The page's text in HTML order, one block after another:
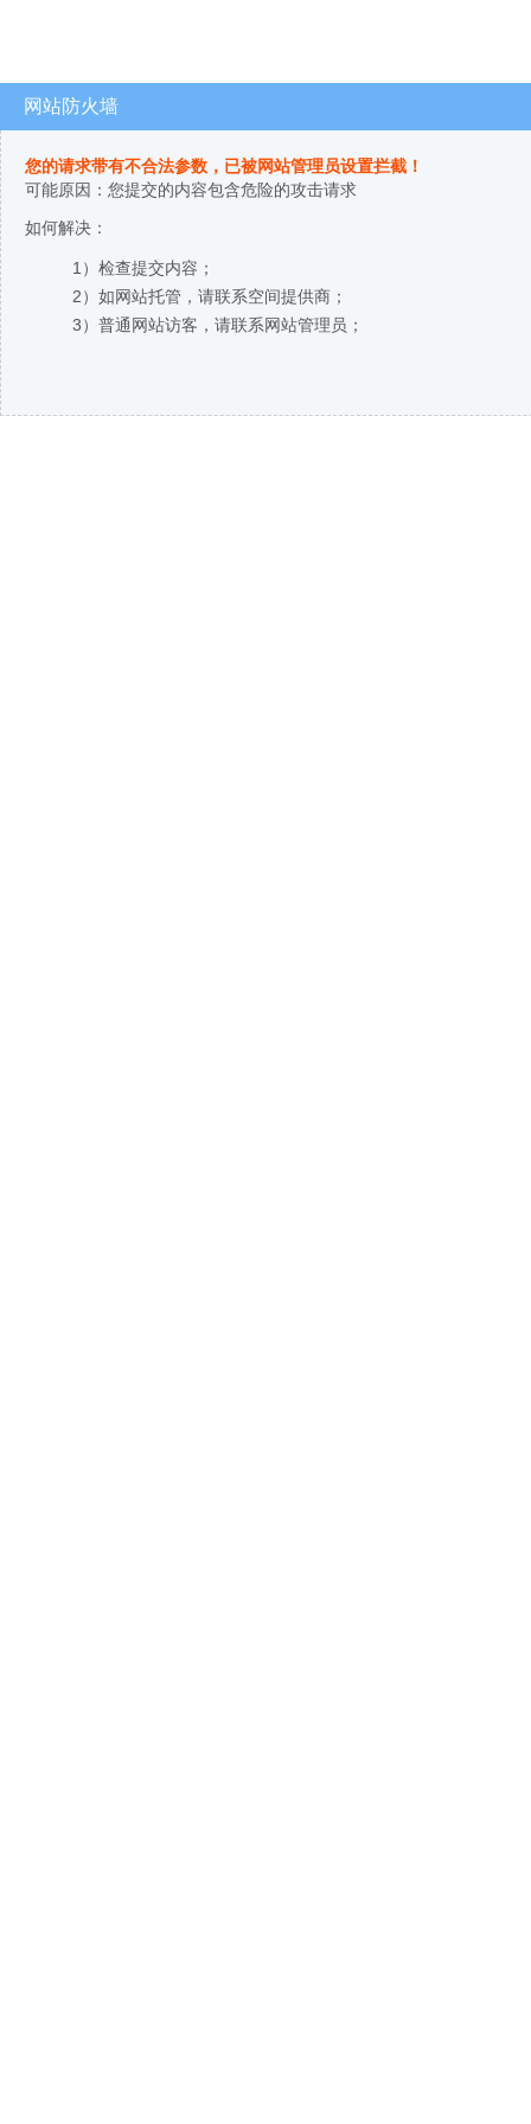
网站防火墙
您的请求带有不合法参数，已被网站管理员设置拦截！
可能原因：您提交的内容包含危险的攻击请求
如何解决：
1）检查提交内容；
2）如网站托管，请联系空间提供商；
3）普通网站访客，请联系网站管理员；